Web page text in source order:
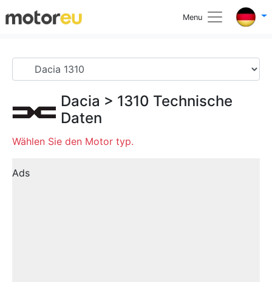
Menu
Dacia > 1310 Technische
Daten
Wählen Sie den Motor typ.
Ads